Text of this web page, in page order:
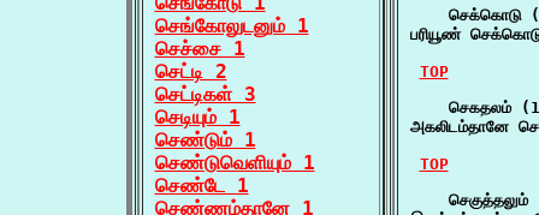
செங்கோலுடனும் 1
செச்சை 1
செட்டி 2
செட்டிகள் 3
செடியும் 1
செண்டும் 1
செண்டுவெளியும் 1
செண்டே 1
செண்ணம்தானே 1
செக்கொடு
பரியூண்
TOP
செகதலம்
அகலிடம்தானே
TOP
செகுத்தலும்